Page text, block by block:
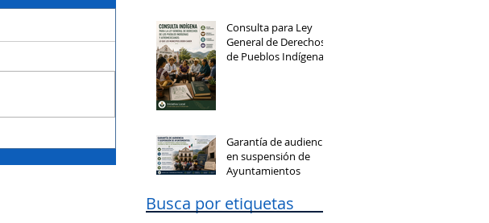
Consulta para Ley
General de Derechos
de Pueblos Indígenas
Garantía de audiencia
en suspensión de
Ayuntamientos
Busca por etiquetas